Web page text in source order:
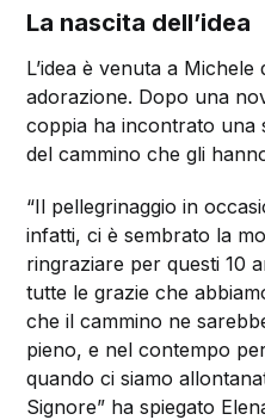
La nascita dell’idea
L’idea è venuta a
adorazione. Dopo una
coppia ha incontrato una
del cammino che gli
“Il pellegrinaggio in
infatti, ci è sembrato la
ringraziare per questi 10
tutte le grazie che
che il cammino ne
pieno, e nel contempo
quando ci siamo
Signore” ha spiegato